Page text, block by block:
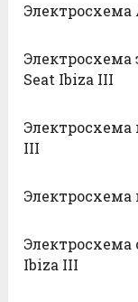
Электросхема
Seat Ibiza III
Электросхема
III
Электросхема
Электросхема
Ibiza III